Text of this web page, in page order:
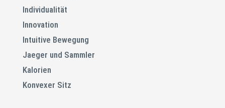
Individualität
Innovation
Intuitive Bewegung
Jaeger und Sammler
Kalorien
Konvexer Sitz